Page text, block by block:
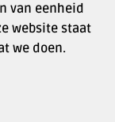
van eenheid
website staat
we doen.